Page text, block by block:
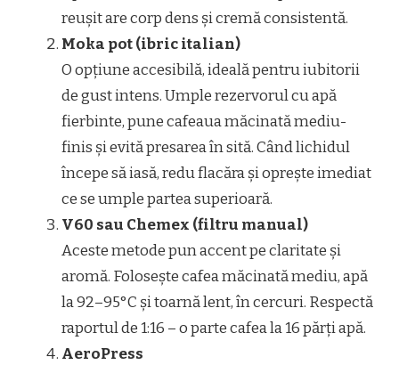
reușit are corp dens și cremă consistentă.
Moka pot (ibric italian)
O opțiune accesibilă, ideală pentru iubitorii
de gust intens. Umple rezervorul cu apă
fierbinte, pune cafeaua măcinată mediu-
finis și evită presarea în sită. Când lichidul
începe să iasă, redu flacăra și oprește imediat
ce se umple partea superioară.
V60 sau Chemex (filtru manual)
Aceste metode pun accent pe claritate și
aromă. Folosește cafea măcinată mediu, apă
la 92–95°C și toarnă lent, în cercuri. Respectă
raportul de 1:16 – o parte cafea la 16 părți apă.
AeroPress